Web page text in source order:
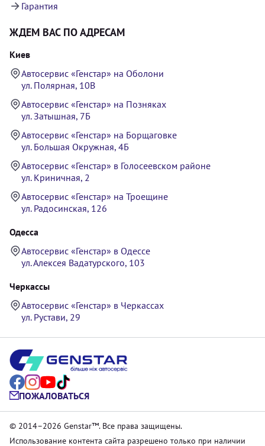
Гарантия
ЖДЕМ ВАС ПО АДРЕСАМ
Киев
Автосервис «Генстар» на Оболони
ул. Полярная, 10В
Автосервис «Генстар» на Позняках
ул. Затышная, 7Б
Автосервис «Генстар» на Борщаговке
ул. Большая Окружная, 4Б
Автосервис «Генстар» в Голосеевском районе
ул. Криничная, 2
Автосервис «Генстар» на Троещине
ул. Радосинская, 126
Одесса
Автосервис «Генстар» в Одессе
ул. Алексея Вадатурского, 103
Черкассы
Автосервис «Генстар» в Черкассах
ул. Рустави, 29
ПОЖАЛОВАТЬСЯ
© 2014–2026 Genstar™. Все права защищены.
Использование контента сайта разрешено только при наличии